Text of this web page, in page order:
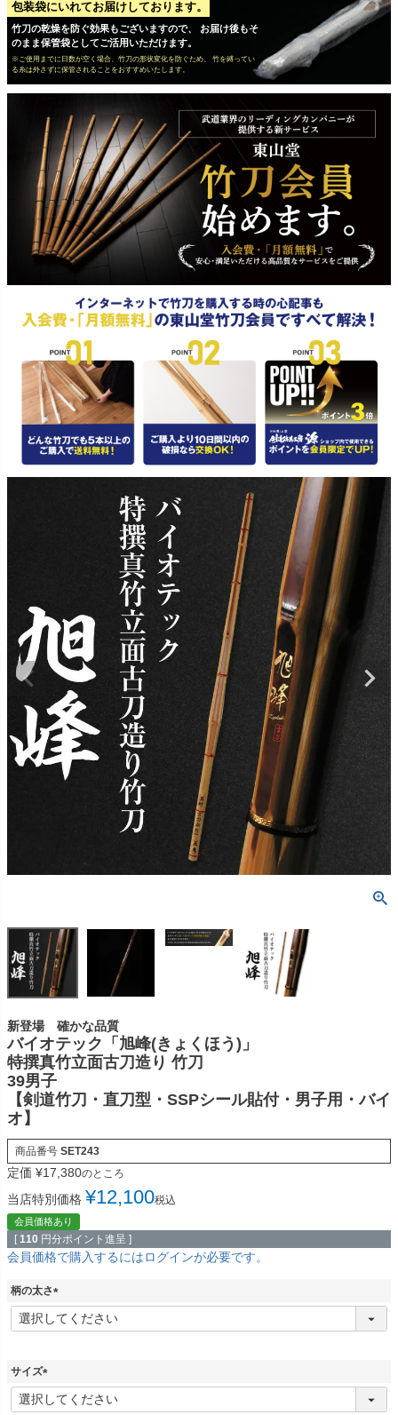
包装袋にいれてお届けしております。
竹刀の乾燥を防ぐ効果もございますので、 お届け後もそ
のまま保管袋としてご活用いただけます。
※ご使用までに日数が空く場合、竹刀の形状変化を防ぐため、 竹を縛ってい
る糸は外さずに保管されることをおすすめいたします。
新登場 確かな品質
バイオテック「旭峰(きょくほう)」
特撰真竹立面古刀造り 竹刀
39男子
【剣道竹刀・直刀型・SSPシール貼付・男子用・バイ
オ】
商品番号 SET243
定価 ¥17,380のところ
当店特別価格 ¥12,100税込
会員価格あり
[ 110 円分ポイント進呈 ]
会員価格で購入するにはログインが必要です。
柄の太さ
(
必
サイズ
(
必